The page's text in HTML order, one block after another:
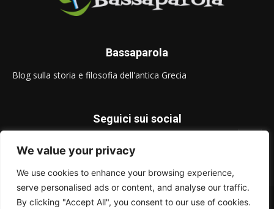
We value your privacy
We use cookies to enhance your browsing experience,
serve personalised ads or content, and analyse our traffic.
By clicking "Accept All", you consent to our use of cookies.
Bassaparola
Blog sulla storia e filosofia dell'antica Grecia
Seguici sui social
© Bassaparola.it 2015-2025